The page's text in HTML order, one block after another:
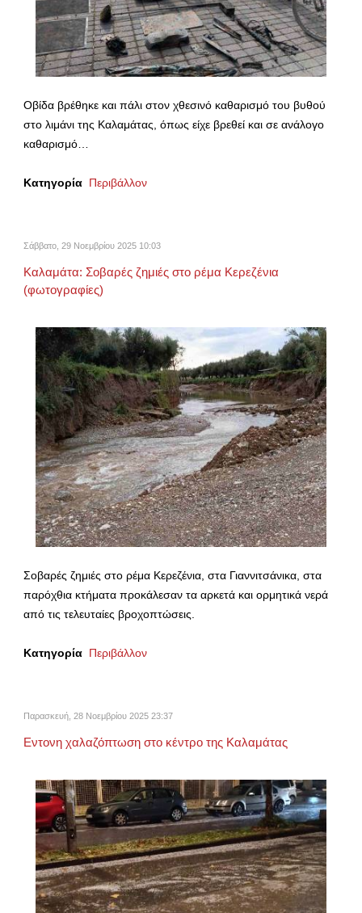
Οβίδα βρέθηκε και πάλι στον χθεσινό καθαρισμό του βυθού
στο λιμάνι της Καλαμάτας, όπως είχε βρεθεί και σε ανάλογο
καθαρισμό…
Κατηγορία Περιβάλλον
Σάββατο, 29 Νοεμβρίου 2025 10:03
Καλαμάτα: Σοβαρές ζημιές στο ρέμα Κερεζένια
(φωτογραφίες)
Σοβαρές ζημιές στο ρέμα Κερεζένια, στα Γιαννιτσάνικα, στα
παρόχθια κτήματα προκάλεσαν τα αρκετά και ορμητικά νερά
από τις τελευταίες βροχοπτώσεις.
Κατηγορία Περιβάλλον
Παρασκευή, 28 Νοεμβρίου 2025 23:37
Εντονη χαλαζόπτωση στο κέντρο της Καλαμάτας